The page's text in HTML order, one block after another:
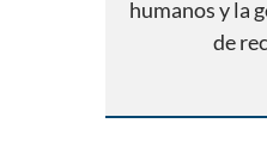
humanos y la
de